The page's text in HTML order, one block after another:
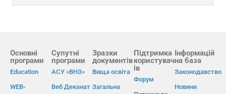
Основні
програми
Education
WEB-
Супутні
програми
АСУ «ВНЗ»
Веб Деканат
Зразки
документів
Вища освіта
Загальна
Підтримка
користувач
ів
Форум
Інформацій
на база
Законодавство
Новини